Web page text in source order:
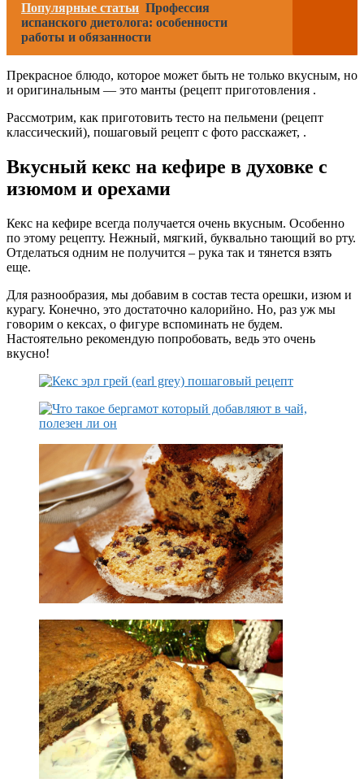
Популярные статьи Профессия
испанского диетолога: особенности
работы и обязанности
Прекрасное блюдо, которое может быть не только вкусным, но
и оригинальным — это манты (рецепт приготовления .
Рассмотрим, как приготовить тесто на пельмени (рецепт
классический), пошаговый рецепт с фото расскажет, .
Вкусный кекс на кефире в духовке с
изюмом и орехами
Кекс на кефире всегда получается очень вкусным. Особенно
по этому рецепту. Нежный, мягкий, буквально тающий во рту.
Отделаться одним не получится – рука так и тянется взять
еще.
Для разнообразия, мы добавим в состав теста орешки, изюм и
курагу. Конечно, это достаточно калорийно. Но, раз уж мы
говорим о кексах, о фигуре вспоминать не будем.
Настоятельно рекомендую попробовать, ведь это очень
вкусно!